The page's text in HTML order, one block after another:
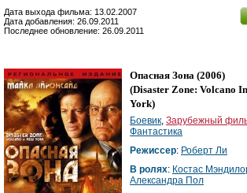
Дата выхода фильма: 13.02.2007
Дата добавления: 26.09.2011
Последнее обновление: 26.09.2011
Опасная Зона (2006)
(Disaster Zone: Volcano
York)
Боевик, Зарубежный
Фантастика
Режиссер: Роберт Ли
В ролях: Костас
Александра Пол